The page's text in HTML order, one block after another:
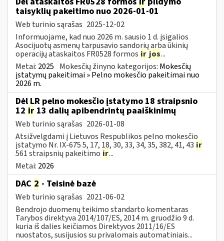
taisyklių pakeitimo nuo 2026-01-01
Web turinio sąrašas 2025-12-02
Informuojame, kad nuo 2026 m. sausio 1 d. įsigalios
Asocijuotų asmenų tarpusavio sandorių arba ūkinių
operacijų ataskaitos FR0528 formos ir jos...
Metai: 2025 Mokesčių žinyno kategorijos: Mokesčių
įstatymų pakeitimai » Pelno mokesčio pakeitimai nuo
2026 m.
Dėl LR pelno mokesčio įstatymo 18 straipsnio
12 ir 13 dalių apibendrintų paaiškinimų
Web turinio sąrašas 2026-01-08
Atsižvelgdami į Lietuvos Respublikos pelno mokesčio
įstatymo Nr. IX-675 5, 17, 18, 30, 33, 34, 35, 382, 41, 43 ir
561 straipsnių pakeitimo ir...
Metai: 2026
DAC 2 - Teisinė bazė
Web turinio sąrašas 2021-06-02
Bendrojo duomenų teikimo standarto komentaras
Tarybos direktyva 2014/107/ES, 2014 m. gruodžio 9 d.
kuria iš dalies keičiamos Direktyvos 2011/16/ES
nuostatos, susijusios su privalomais automatiniais...